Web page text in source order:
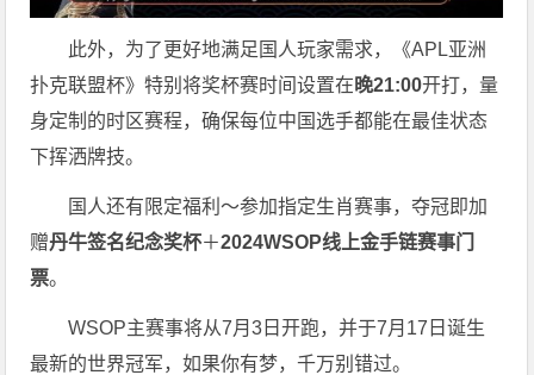
此外，为了更好地满足国人玩家需求，《APL亚洲
扑克联盟杯》特别将奖杯赛时间设置在 晚21:00开打，量
身定制的时区赛程，确保每位中国选手都能在最佳状态
下挥洒牌技。
国人还有限定福利～参加指定生肖赛事，夺冠即加
赠丹牛签名纪念奖杯＋2024WSOP线上金手链赛事门
票。
WSOP主赛事将从7月3日开跑，并于7月17日诞生
最新的世界冠军，如果你有梦，千万别错过。